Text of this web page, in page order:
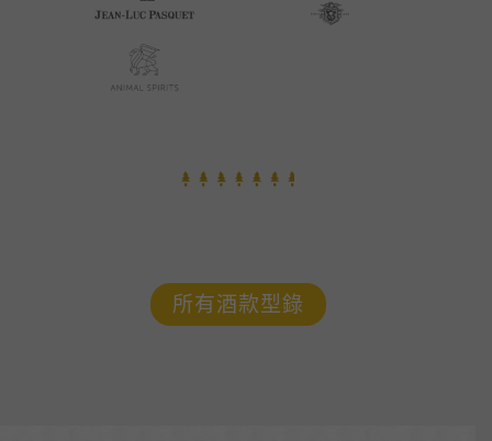
所有酒款型錄